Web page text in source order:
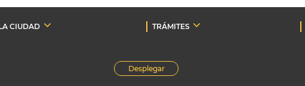
CIUDAD TRÁMITES
Desplegar